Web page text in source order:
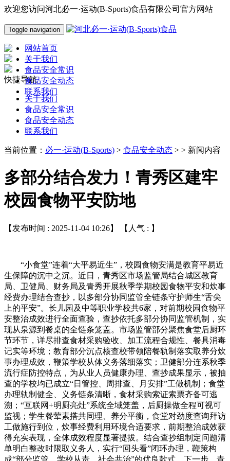
欢迎您访问河北必一·运动(B-Sports)食品有限公司官方网站
Toggle navigation
网站首页
关于我们
食品安全常识
食品安全动态
联系我们
快捷导航
关于我们
食品安全常识
食品安全动态
联系我们
当前位置： 必一·运动(B-Sports) > 食品安全动态 > > 新闻内容
多部分结合发力！青秀区建牢
校园食物平安防地
【发布时间 : 2025-11-04 10:26】 【人气 : 】
“小食堂”连着“大平易近生”，校园食物安满是教育平易近
生保障的沉中之沉。近日，青秀区市场监管局结合城区教育
局、卫健局、财务局及青秀开展秋季学期校园食物平安和炊事
经费办理结合查抄，以多部分协同监管全链条守护师生“舌尖
上的平安”。长儿园及中等职业学校共6家，对前期校园食物平
安整治成效进行全面查验，查抄依托多部分协同监管机制，实
现从泉源到餐桌的全链条笼盖。市场监管部分聚焦食堂后厨环
节环节，详尽排查食材采购验收、加工流程合规性、餐具消毒
记实等环境；教育部分沉点核查校带领陪餐轨制落实取养分炊
事办理成效，鞭策学校从体义务落细落实；卫健部分连系秋季
流行症防控特点，为从业人员健康办理、查抄成果显示，被抽
查的学校均已成立“日管控、周排查、月安排”工做机制；食堂
办理轨制健全、义务链条清晰，食材采购索证索票齐备可逃
溯；“互联网+明厨亮灶”系统全域笼盖，后厨操做全程可视可
监视；学生餐荤素搭共同理、养分平衡，食堂对劲度查询拜访
工做施行到位，炊事经费利用环境合适要求，前期整治成效获
得充实表现，全体成效程度显著提拔。结合查抄组制定问题清
单明白整改时限取义务人，实行“回头看”闭环办理，鞭策构
成“部分监管、学校从责、社会共治”的优良款式。下一步，青